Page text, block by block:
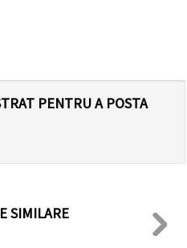
PENTRU A POSTA
SIMILARE